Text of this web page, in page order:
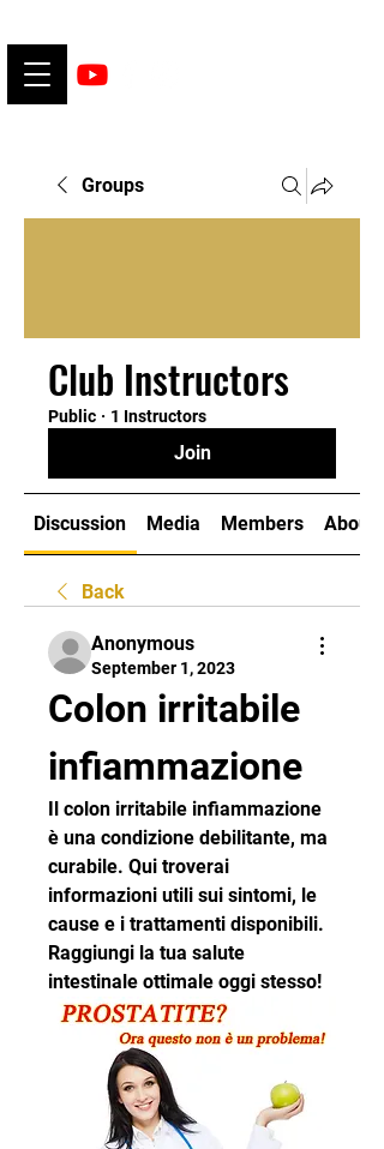
Groups
Club Instructors
Public · 1 Instructors
Join
Discussion Media Members About
Back
Anonymous
September 1, 2023
Colon irritabile
infiammazione
Il colon irritabile infiammazione
è una condizione debilitante, ma
curabile. Qui troverai
informazioni utili sui sintomi, le
cause e i trattamenti disponibili.
Raggiungi la tua salute
intestinale ottimale oggi stesso!